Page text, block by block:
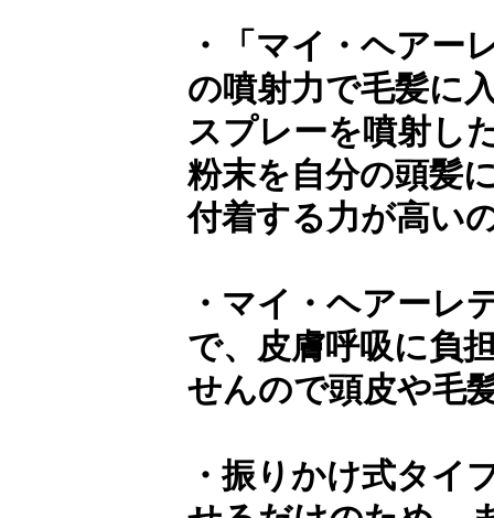
・「マイ・ヘアー
の噴射力で毛髪に
スプレーを噴射し
粉末を自分の頭髪
付着する力が高い
・マイ・ヘアーレ
で、皮膚呼吸に負
せんので頭皮や毛
・振りかけ式タイ